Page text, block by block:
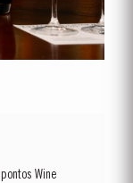
Wine